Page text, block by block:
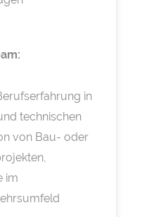
in
technischen
von Bau- oder
im